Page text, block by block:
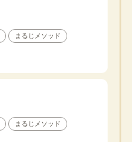
まるじメソッド
まるじメソッド